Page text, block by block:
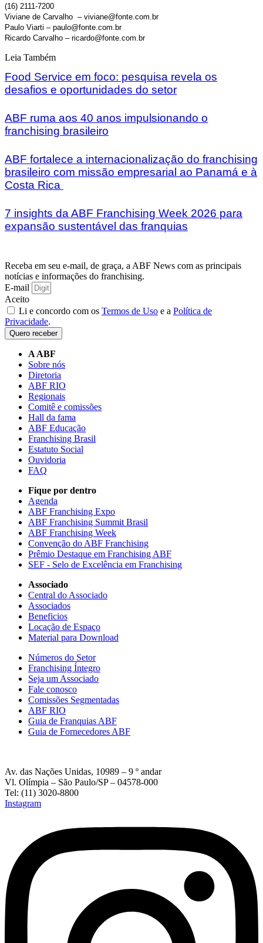
(16) 2111-7200
Viviane de Carvalho – viviane@fonte.com.br
Paulo Viarti – paulo@fonte.com.br
Ricardo Carvalho – ricardo@fonte.com.br
Leia Também
Food Service em foco: pesquisa revela os
desafios e oportunidades do setor
ABF ruma aos 40 anos impulsionando o
franchising brasileiro
ABF fortalece a internacionalização do franchising
brasileiro com missão empresarial ao Panamá e à
Costa Rica
7 insights da ABF Franchising Week 2026 para
expansão sustentável das franquias
Receba em seu e-mail, de graça, a ABF News com as principais
notícias e informações do franchising.
E-mail
Aceito
Li e concordo com os Termos de Uso e a Política de
Privacidade.
Quero receber
A ABF
Sobre nós
Diretoria
ABF RIO
Regionais
Comitê e comissões
Hall da fama
ABF Educação
Franchising Brasil
Estatuto Social
Ouvidoria
FAQ
Fique por dentro
Agenda
ABF Franchising Expo
ABF Franchising Summit Brasil
ABF Franchising Week
Convenção do ABF Franchising
Prêmio Destaque em Franchising ABF
SEF - Selo de Excelência em Franchising
Associado
Central do Associado
Associados
Beneficios
Locação de Espaço
Material para Download
Números do Setor
Franchising Íntegro
Seja um Associado
Fale conosco
Comissões Segmentadas
ABF RIO
Guia de Franquias ABF
Guia de Fornecedores ABF
Av. das Nações Unidas, 10989 – 9 º andar
Vl. Olímpia – São Paulo/SP – 04578-000
Tel: (11) 3020-8800
Instagram